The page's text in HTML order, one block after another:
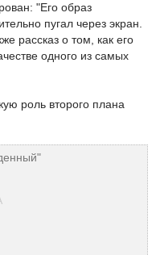
"Его образ
пугал через экран.
рассказ о том, как его
одного из самых
роль второго плана